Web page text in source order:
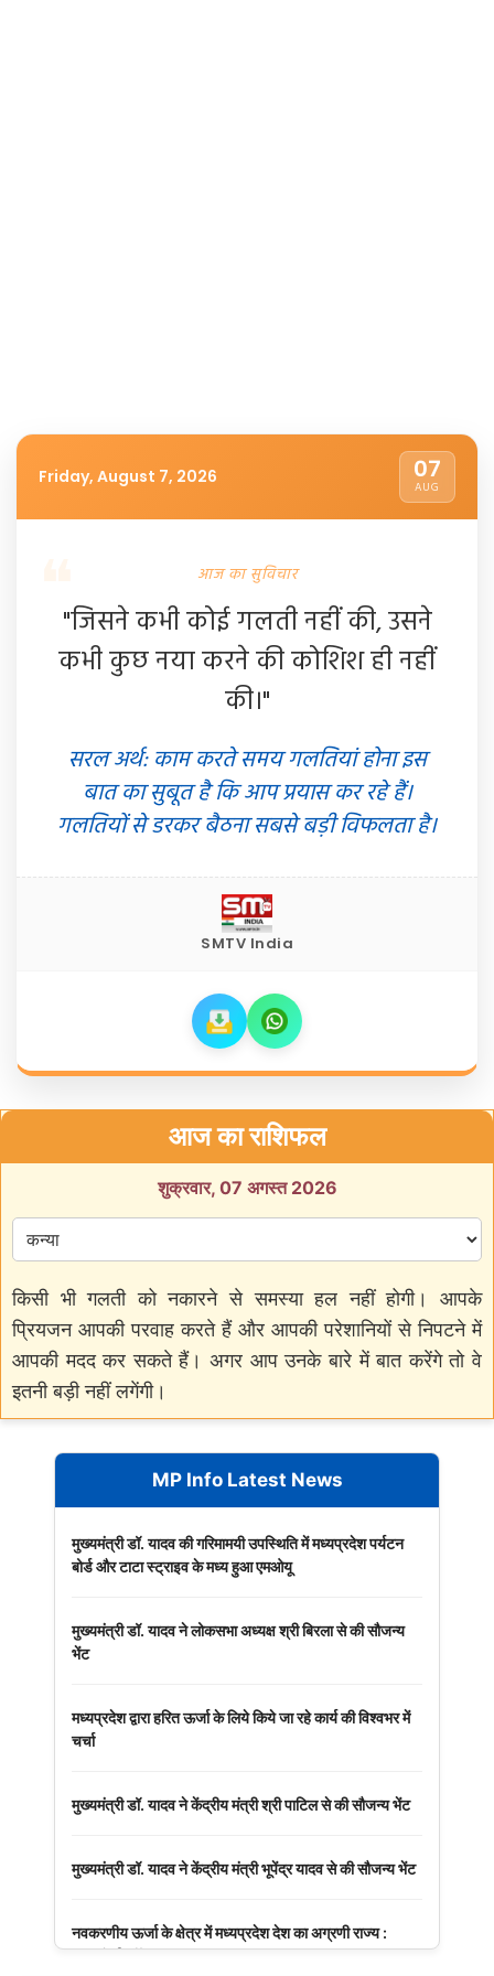
Friday, August 7, 2026 07
AUG
आज का सुविचार
"जिसने कभी कोई गलती नहीं की, उसने
कभी कुछ नया करने की कोशिश ही नहीं
की।"
सरल अर्थ: काम करते समय गलतियां होना इस
बात का सुबूत है कि आप प्रयास कर रहे हैं।
गलतियों से डरकर बैठना सबसे बड़ी विफलता है।
SMTV India
आज का राशिफल
शुक्रवार, 07 अगस्त 2026
किसी भी गलती को नकारने से समस्या हल नहीं होगी। आपके
प्रियजन आपकी परवाह करते हैं और आपकी परेशानियों से निपटने में
आपकी मदद कर सकते हैं। अगर आप उनके बारे में बात करेंगे तो वे
इतनी बड़ी नहीं लगेंगी।
MP Info Latest News
मुख्यमंत्री डॉ. यादव की गरिमामयी उपस्थिति में मध्यप्रदेश पर्यटन
बोर्ड और टाटा स्ट्राइव के मध्य हुआ एमओयू
मुख्यमंत्री डॉ. यादव ने लोकसभा अध्यक्ष श्री बिरला से की सौजन्य
भेंट
मध्यप्रदेश द्वारा हरित ऊर्जा के लिये किये जा रहे कार्य की विश्वभर में
चर्चा
मुख्यमंत्री डॉ. यादव ने केंद्रीय मंत्री श्री पाटिल से की सौजन्य भेंट
मुख्यमंत्री डॉ. यादव ने केंद्रीय मंत्री भूपेंद्र यादव से की सौजन्य भेंट
नवकरणीय ऊर्जा के क्षेत्र में मध्यप्रदेश देश का अग्रणी राज्य :
मुख्यमंत्री डॉ. यादव